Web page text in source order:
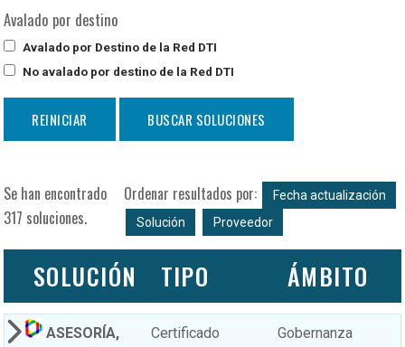
Avalado por destino
Avalado por Destino de la Red DTI
No avalado por destino de la Red DTI
Se han encontrado
317 soluciones.
Ordenar resultados por:
Fecha actualización
Solución
Proveedor
SOLUCIÓN TIPO ÁMBITO
ASESORÍA,
Certificado
Gobernanza